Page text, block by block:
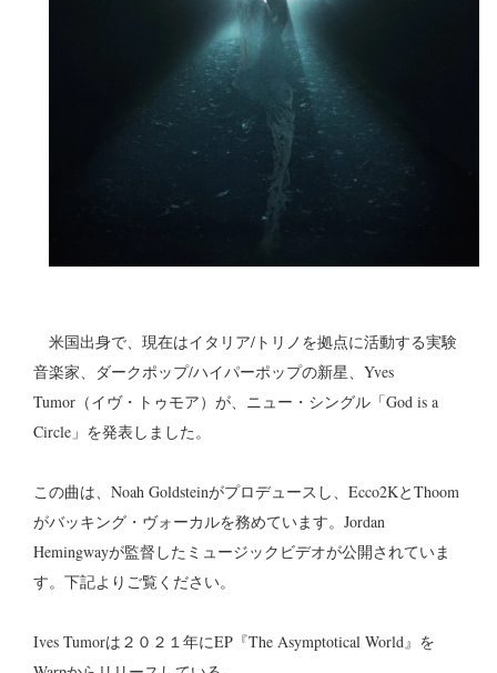
米国出身で、現在はイタリア/トリノを拠点に活動する実験
音楽家、ダークポップ/ハイパーポップの新星、Yves
Tumor（イヴ・トゥモア）が、ニュー・シングル「God is a
Circle」を発表しました。
この曲は、Noah Goldsteinがプロデュースし、Ecco2KとThoom
がバッキング・ヴォーカルを務めています。Jordan
Hemingwayが監督したミュージックビデオが公開されていま
す。下記よりご覧ください。
Ives Tumorは２０２１年にEP『The Asymptotical World』を